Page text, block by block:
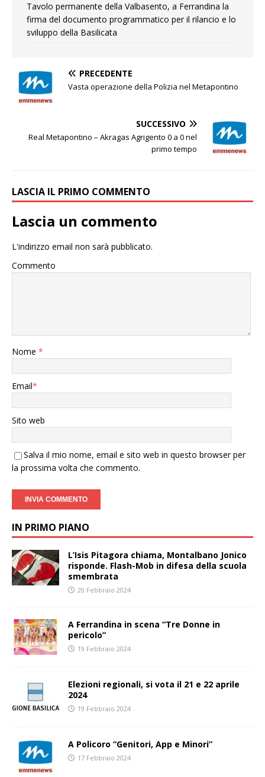
Tavolo permanente della Valbasento, a Ferrandina la
firma del documento programmatico per il rilancio e lo
sviluppo della Basilicata
PRECEDENTE
Vasta operazione della Polizia nel Metapontino
SUCCESSIVO
Real Metapontino – Akragas Agrigento 0 a 0 nel
primo tempo
LASCIA IL PRIMO COMMENTO
Lascia un commento
L'indirizzo email non sarà pubblicato.
Commento
Nome *
Email*
Sito web
Salva il mio nome, email e sito web in questo browser per
la prossima volta che commento.
IN PRIMO PIANO
L’Isis Pitagora chiama, Montalbano Jonico
risponde. Flash-Mob in difesa della scuola
smembrata
20 Febbraio 2024
A Ferrandina in scena “Tre Donne in
pericolo”
19 Febbraio 2024
Elezioni regionali, si vota il 21 e 22 aprile
2024
19 Febbraio 2024
A Policoro “Genitori, App e Minori”
17 Febbraio 2024